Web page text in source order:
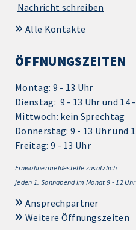
Nachricht schreiben
Alle Kontakte
ÖFFNUNGSZEITEN
Montag: 9 - 13 Uhr
Dienstag: 9 - 13 Uhr und 14
Mittwoch: kein Sprechtag
Donnerstag: 9 - 13 Uhr und
Freitag: 9 - 13 Uhr
Einwohnermeldestelle zusätzlich
jeden 1. Sonnabend im Monat 9 - 12 Uhr
Ansprechpartner
Weitere Öffnungszeiten